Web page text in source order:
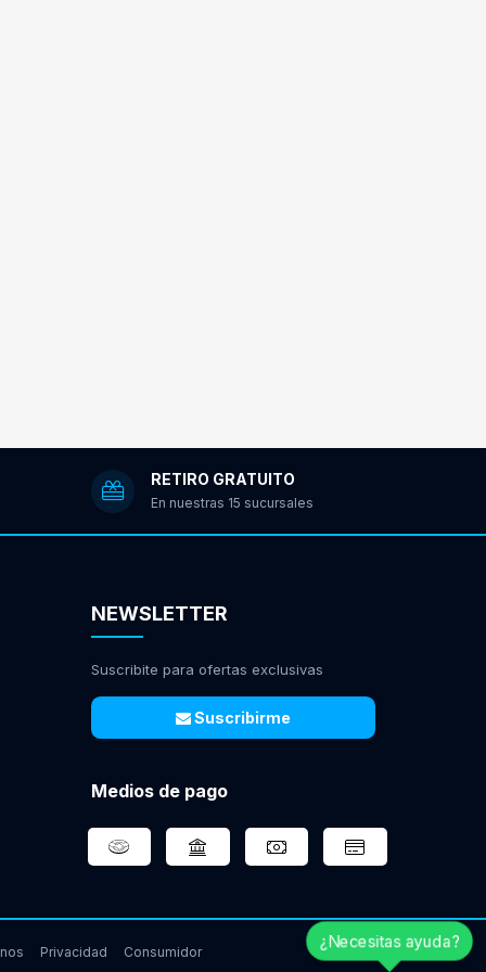
RETIRO GRATUITO
En nuestras 15 sucursales
NEWSLETTER
Suscribite para ofertas exclusivas
Suscribirme
Medios de pago
Privacidad Consumidor
¿Necesitas ayuda?